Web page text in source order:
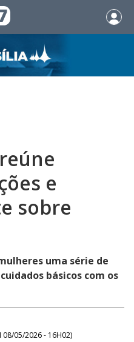
e
sobre
uma série de
básicos com os
08/05/2026 - 16H02)